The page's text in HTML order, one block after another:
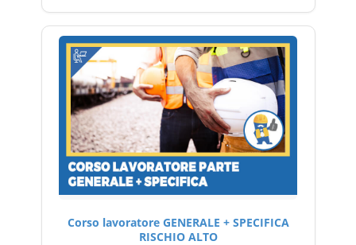
Corso lavoratore GENERALE + SPECIFICA
RISCHIO ALTO